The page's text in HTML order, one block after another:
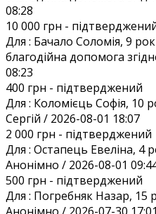
08:28
10 000 грн -
Для : Бачало Соломія, 9
благодійна допомога
08:23
400 грн - підтверджений
Для : Коломієць Софія, 10
Сергій / 2026-08-01 18:07
2 000 грн - підтверджений
Для : Остапець Евеліна, 4
Анонiмно / 2026-08-01
500 грн - підтверджений
Для : Погребняк Назар, 15